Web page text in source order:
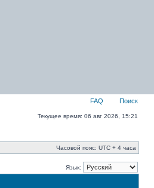
FAQ Поиск
Текущее время: 06 авг 2026, 15:21
Часовой пояс: UTC + 4 часа
Язык: